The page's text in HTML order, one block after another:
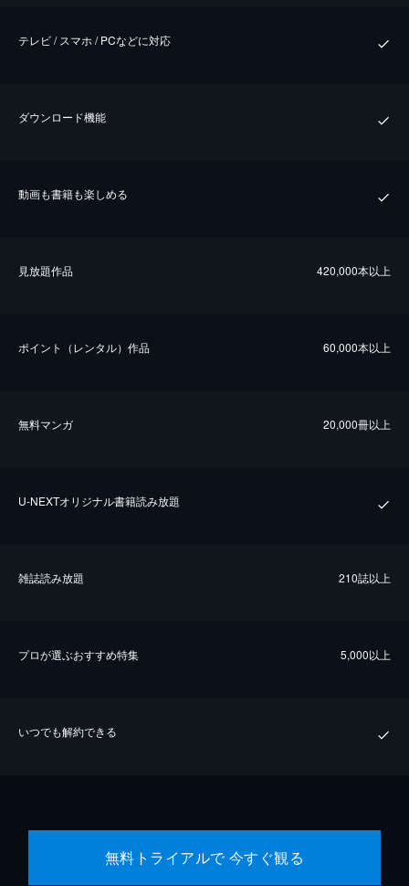
テレビ / スマホ / PCなどに対応
ダウンロード機能
動画も書籍も楽しめる
⾒放題作品 420,000本以上
ポイント（レンタル）作品 60,000本以上
無料マンガ 20,000冊以上
U-NEXTオリジナル書籍読み放題
雑誌読み放題 210誌以上
プロが選ぶおすすめ特集 5,000以上
いつでも解約できる
無料トライアルで 今すぐ観る